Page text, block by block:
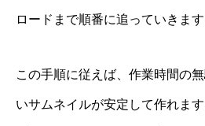
ロードまで順番に追っていきます
この手順に従えば、作業時間の
いサムネイルが安定して作れま